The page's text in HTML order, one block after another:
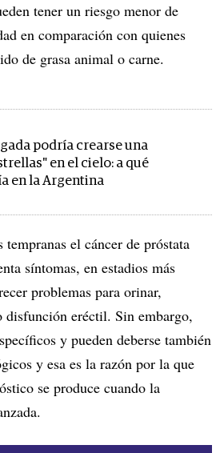
tener un riesgo menor de
en comparación con quienes
de grasa animal o carne.
podría crearse una
en el cielo: a qué
en la Argentina
tempranas el cáncer de próstata
síntomas, en estadios más
problemas para orinar,
disfunción eréctil. Sin embargo,
y pueden deberse también
y esa es la razón por la que
se produce cuando la